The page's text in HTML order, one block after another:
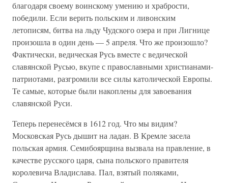
благодаря своему воинскому умению и храбрости,
победили. Если верить польским и ливонским
летописям, битва на льду Чудского озера и при Лигнице
произошла в один день — 5 апреля. Что же произошло?
Фактически, ведическая Русь вместе с ведической
славянской Русью, вкупе с православными христианами-
патриотами, разгромили все силы католической Европы.
Те самые, которые были накоплены для завоевания
славянской Руси.
Теперь перенесёмся в 1612 год. Что мы видим?
Московская Русь дышит на ладан. В Кремле засела
польская армия. Семибоярщина вызвала на правление, в
качестве русского царя, сына польского правителя
королевича Владислава. Пал, взятый поляками,